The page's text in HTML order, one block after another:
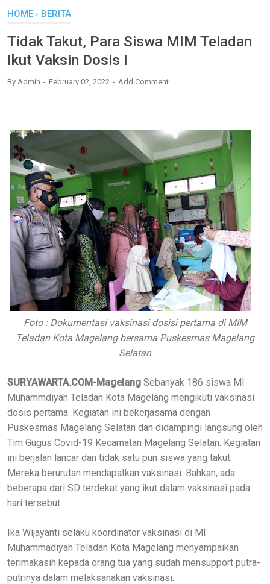
HOME › BERITA
Tidak Takut, Para Siswa MIM Teladan
Ikut Vaksin Dosis I
By Admin February 02, 2022 Add Comment
Foto : Dokumentasi vaksinasi dosisi pertama di MIM
Teladan Kota Magelang bersama Puskesmas Magelang
Selatan
SURYAWARTA.COM-Magelang Sebanyak 186 siswa MI
Muhammdiyah Teladan Kota Magelang mengikuti vaksinasi
dosis pertama. Kegiatan ini bekerjasama dengan
Puskesmas Magelang Selatan dan didampingi langsung oleh
Tim Gugus Covid-19 Kecamatan Magelang Selatan. Kegiatan
ini berjalan lancar dan tidak satu pun siswa yang takut.
Mereka berurutan mendapatkan vaksinasi. Bahkan, ada
beberapa dari SD terdekat yang ikut dalam vaksinasi pada
hari tersebut.
Ika Wijayanti selaku koordinator vaksinasi di MI
Muhammadiyah Teladan Kota Magelang menyampaikan
terimakasih kepada orang tua yang sudah mensupport putra-
putrinya dalam melaksanakan vaksinasi.